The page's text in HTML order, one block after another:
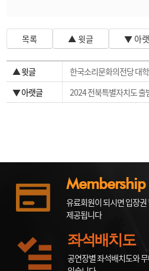
목록 ▲ 윗글 ▼ 아
▲ 윗글
한국소리문화의전당 대
4기' 모집안내
▼ 아랫글
2024 전북특별자치도 출
Membership
유료회원이 되시면 입장
제공됩니다
좌석배치도
공연장별 좌석배치도와